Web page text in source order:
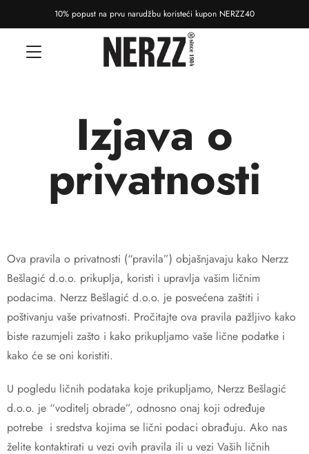
10% popust na prvu narudžbu koristeći kupon NERZZ40
Izjava o
privatnosti
Ova pravila o privatnosti (“pravila”) objašnjavaju kako Nerzz
Bešlagić d.o.o. prikuplja, koristi i upravlja vašim ličnim
podacima. Nerzz Bešlagić d.o.o. je posvećena zaštiti i
poštivanju vaše privatnosti. Pročitajte ova pravila pažljivo kako
biste razumjeli zašto i kako prikupljamo vaše lične podatke i
kako će se oni koristiti.
U pogledu ličnih podataka koje prikupljamo, Nerzz Bešlagić
d.o.o. je “voditelj obrade”, odnosno onaj koji određuje
potrebe i sredstva kojima se lični podaci obrađuju. Ako nas
želite kontaktirati u vezi ovih pravila ili u vezi Vaših ličnih